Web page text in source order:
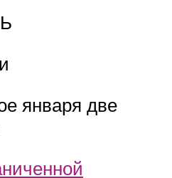
января две